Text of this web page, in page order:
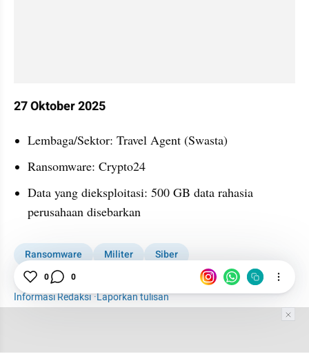
27 Oktober 2025
Lembaga/Sektor: Travel Agent (Swasta)
Ransomware: Crypto24
Data yang dieksploitasi: 500 GB data rahasia
perusahaan disebarkan
Ransomware Militer
Siber
Keamanan Data Pribadi
Indonesia
Informasi Redaksi·Laporkan tulisan
0 0